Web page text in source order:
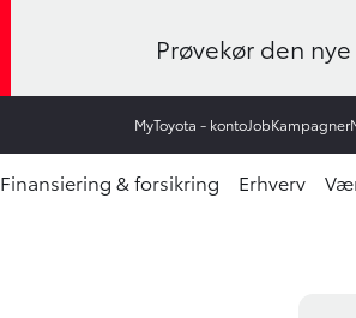
Prøvekør den
MyToyota - kontoJobKampagner
Finansiering & forsikring Erhverv